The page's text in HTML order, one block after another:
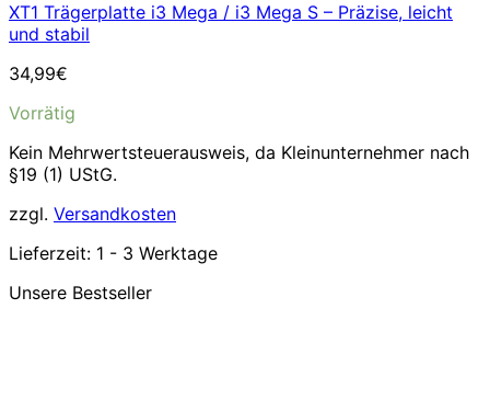
XT1 Trägerplatte i3 Mega / i3 Mega S – Präzise, leicht
und stabil
34,99€
Vorrätig
Kein Mehrwertsteuerausweis, da Kleinunternehmer nach
§19 (1) UStG.
zzgl. Versandkosten
Lieferzeit: 1 - 3 Werktage
Unsere Bestseller